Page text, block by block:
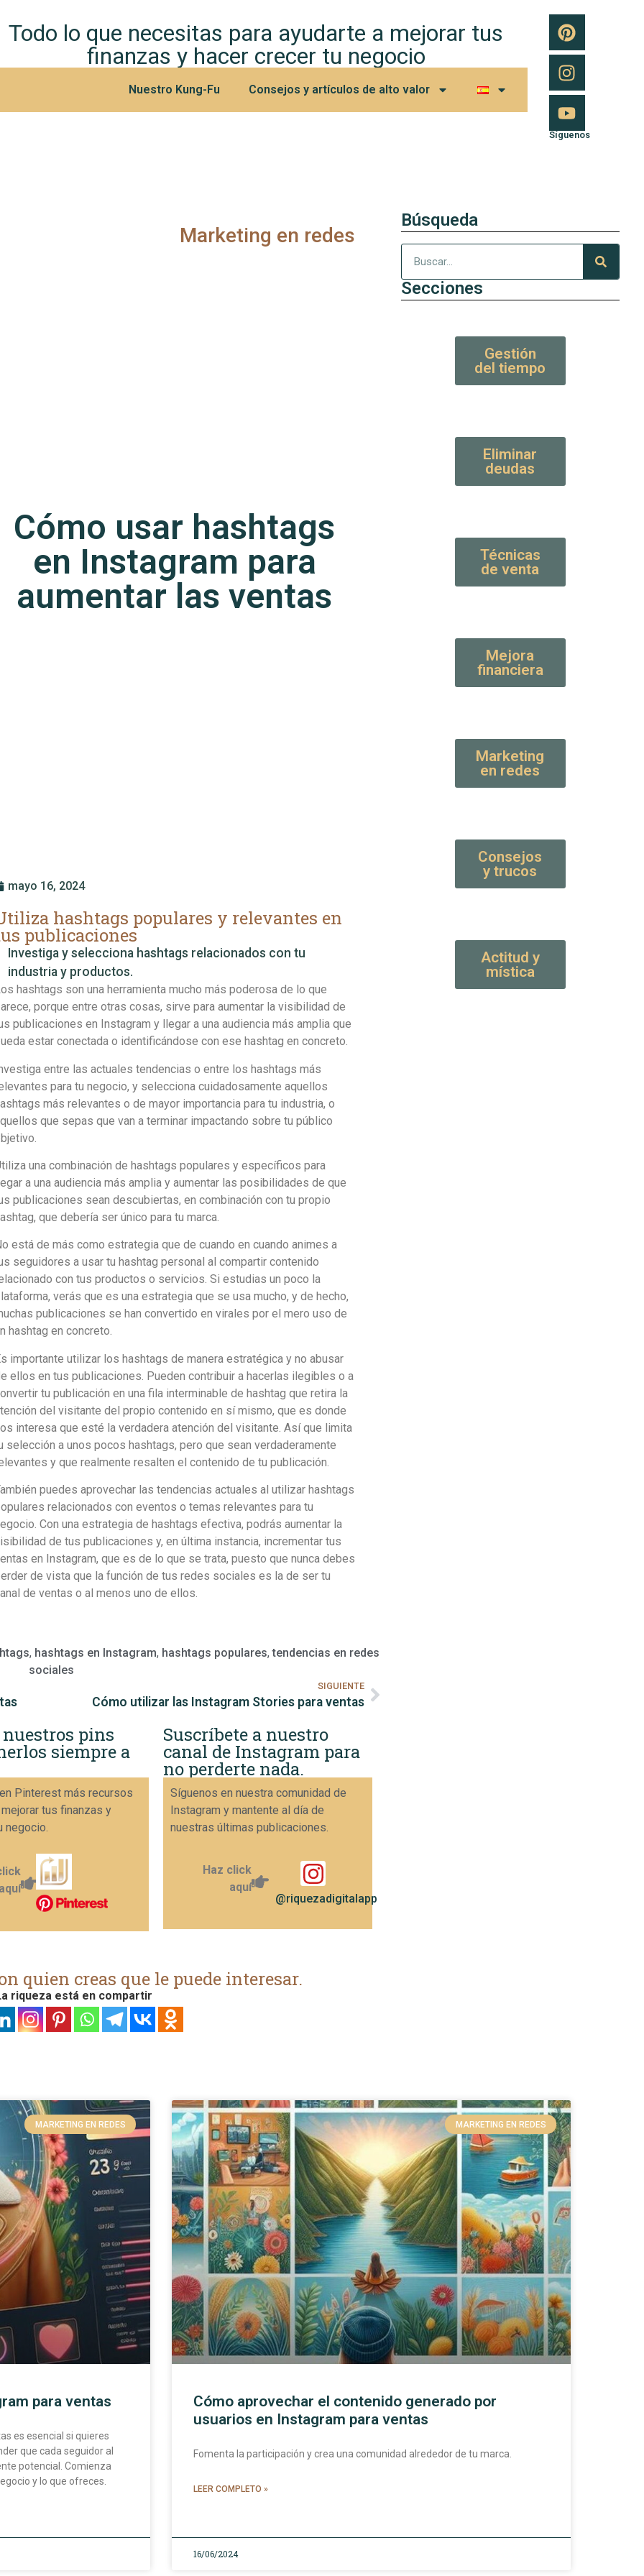
Todo lo que necesitas para ayudarte a mejorar tus
finanzas y hacer crecer tu negocio
Nuestro Kung-Fu Consejos y artículos de alto valor
Síguenos
Marketing en redes
Cómo usar hashtags
en Instagram para
aumentar las ventas
mayo 16, 2024
hashtags populares y relevantes en
publicaciones
Investiga y selecciona hashtags relacionados con tu
industria y productos.
hashtags son una herramienta mucho más poderosa de lo que
porque entre otras cosas, sirve para aumentar la visibilidad de
publicaciones en Instagram y llegar a una audiencia más amplia que
estar conectada o identificándose con ese hashtag en concreto.
entre las actuales tendencias o entre los hashtags más
para tu negocio, y selecciona cuidadosamente aquellos
más relevantes o de mayor importancia para tu industria, o
que sepas que van a terminar impactando sobre tu público
una combinación de hashtags populares y específicos para
a una audiencia más amplia y aumentar las posibilidades de que
publicaciones sean descubiertas, en combinación con tu propio
que debería ser único para tu marca.
está de más como estrategia que de cuando en cuando animes a
seguidores a usar tu hashtag personal al compartir contenido
con tus productos o servicios. Si estudias un poco la
verás que es una estrategia que se usa mucho, y de hecho,
publicaciones se han convertido en virales por el mero uso de
hashtag en concreto.
importante utilizar los hashtags de manera estratégica y no abusar
ellos en tus publicaciones. Pueden contribuir a hacerlas ilegibles o a
tu publicación en una fila interminable de hashtag que retira la
del visitante del propio contenido en sí mismo, que es donde
interesa que esté la verdadera atención del visitante. Así que limita
selección a unos pocos hashtags, pero que sean verdaderamente
y que realmente resalten el contenido de tu publicación.
puedes aprovechar las tendencias actuales al utilizar hashtags
relacionados con eventos o temas relevantes para tu
Con una estrategia de hashtags efectiva, podrás aumentar la
de tus publicaciones y, en última instancia, incrementar tus
en Instagram, que es de lo que se trata, puesto que nunca debes
de vista que la función de tus redes sociales es la de ser tu
de ventas o al menos uno de ellos.
, hashtags en Instagram, hashtags populares,tendencias en redes
sociales
SIGUIENTE
Cómo utilizar las Instagram Stories para ventas
nuestros pins
siempre a
Pinterest más recursos
tus finanzas y
negocio.
aquí
Suscríbete a nuestro
canal de Instagram para
no perderte nada.
Síguenos en nuestra comunidad de
Instagram y mantente al día de
nuestras últimas publicaciones.
Haz click
aquí
@riquezadigitalapp
quien creas que le puede interesar.
riqueza está en compartir
Búsqueda
Secciones
Gestión
del tiempo
Eliminar
deudas
Técnicas
de venta
Mejora
financiera
Marketing
en redes
Consejos
y trucos
Actitud y
mística
MARKETING EN REDES
para ventas
es esencial si quieres
que cada seguidor al
potencial. Comienza
y lo que ofreces.
MARKETING EN REDES
Cómo aprovechar el contenido generado por
usuarios en Instagram para ventas
Fomenta la participación y crea una comunidad alrededor de tu marca.
LEER COMPLETO »
16/06/2024